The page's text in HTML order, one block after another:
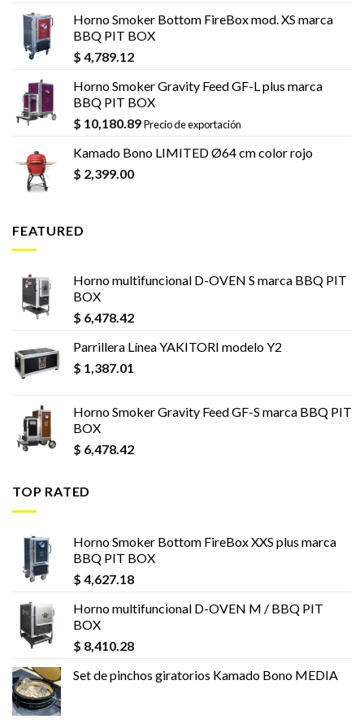
Horno Smoker Bottom FireBox mod. XS marca
BBQ PIT BOX
$ 4,789.12
Horno Smoker Gravity Feed GF-L plus marca
BBQ PIT BOX
$ 10,180.89Precio de exportación
Kamado Bono LIMITED Ø64 cm color rojo
$ 2,399.00
FEATURED
Horno multifuncional D-OVEN S marca BBQ PIT
BOX
$ 6,478.42
Parrillera Línea YAKITORI modelo Y2
$ 1,387.01
Horno Smoker Gravity Feed GF-S marca BBQ PIT
BOX
$ 6,478.42
TOP RATED
Horno Smoker Bottom FireBox XXS plus marca
BBQ PIT BOX
$ 4,627.18
Horno multifuncional D-OVEN M / BBQ PIT
BOX
$ 8,410.28
Set de pinchos giratorios Kamado Bono MEDIA